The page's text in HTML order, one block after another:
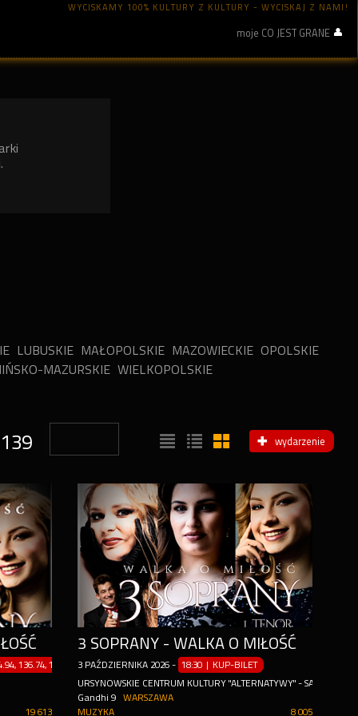
WYCISKAMY 100% KULTURY Z KULTURY - WYCISKAJ Z NAMI!
moje CO JEST GRANE
LUBUSKIE MAŁOPOLSKIE MAZOWIECKIE OPOLSKIE
MAZURSKIE WIELKOPOLSKIE
wydarzenie
139
136.74, 157.94, 189.74, 210.94, 242.74, 263.94, 295.74, 316.94zł
19 613
3 SOPRANY - WALKA O MIŁOŚĆ
3 PAŹDZIERNIKA 2026 - 18:30 | KUP-BILET
URSYNOWSKIE CENTRUM KULTURY "ALTERNATYWY" - SALA
Gandhi 9
WARSZAWA
8 005
MUZYKA